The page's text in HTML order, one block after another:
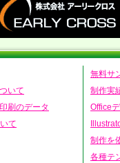
いて
刷のデータ
て
無料サ
制作実
Office
制作を
各種テ